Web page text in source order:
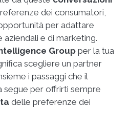
dei consumatori,
per adattare
e di marketing.
Group per la tua
scegliere un partner
i passaggi che il
segue per offrirti sempre
delle preferenze dei